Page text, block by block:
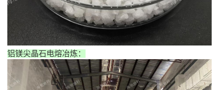
铝镁尖晶石电熔冶炼：